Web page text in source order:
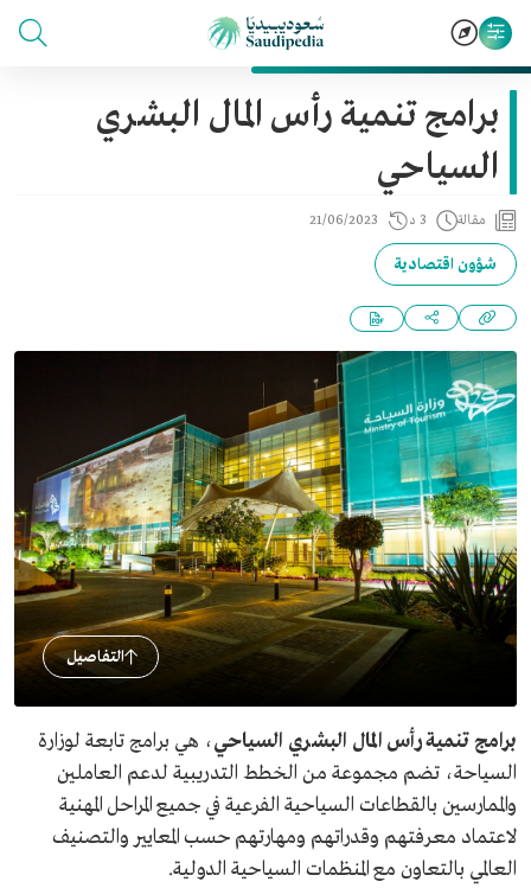
برامج تنمية رأس المال البشري
السياحي
مقالة 3 د 21/06/2023
شؤون اقتصادية
التفاصيل
برامج تنمية رأس المال البشري السياحي، هي برامج تابعة لوزارة
السياحة، تضم مجموعة من الخطط التدريبية لدعم العاملين
والممارسين بالقطاعات السياحية الفرعية في جميع المراحل المهنية
لاعتماد معرفتهم وقدراتهم ومهارتهم حسب المعايير والتصنيف
العالمي بالتعاون مع المنظمات السياحية الدولية.